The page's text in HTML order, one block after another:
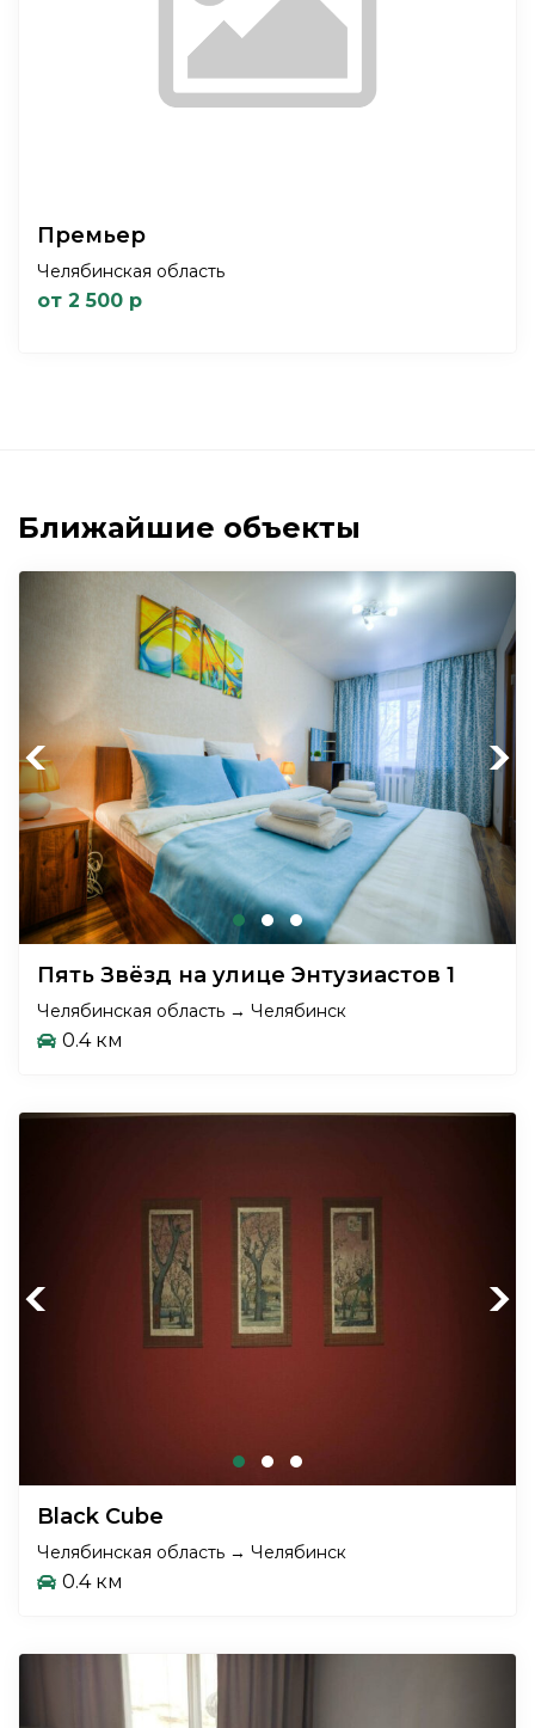
Премьер
Челябинская область
от 2 500 р
Ближайшие объекты
Previous Next
Пять Звёзд на улице Энтузиастов 1
Челябинская область → Челябинск
0.4 км
Previous Next
Black Cube
Челябинская область → Челябинск
0.4 км